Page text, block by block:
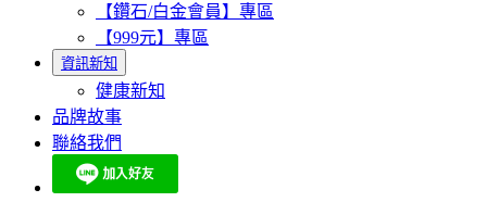
【鑽石/白金會員】專區
【999元】專區
資訊新知
健康新知
品牌故事
聯絡我們